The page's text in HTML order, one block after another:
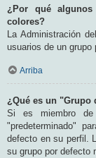
¿Por qué
colores?
La Administración
usuarios de un grupo
Arriba
¿Qué es un "Grupo
Si es miembro
"predeterminado"
defecto en su perfil.
su grupo por defecto